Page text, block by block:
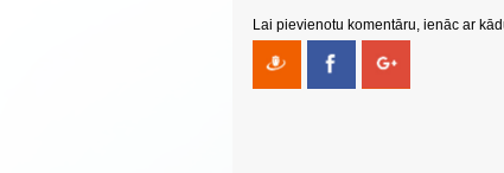
Lai pievienotu komentāru, ienāc ar